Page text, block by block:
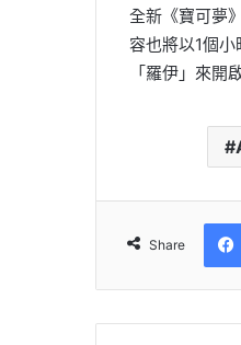
全新《寶可夢
容也將以1個
「羅伊」來開
Share